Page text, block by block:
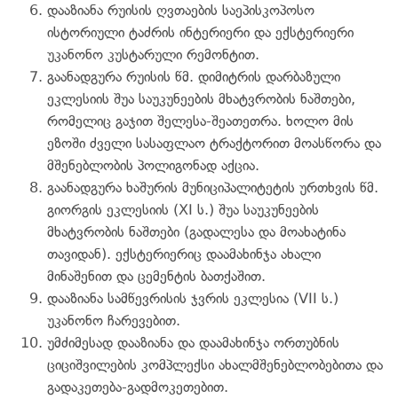
დააზიანა რუისის ღვთაების საეპისკოპოსო
ისტორიული ტაძრის ინტერიერი და ექსტერიერი
უკანონო კუსტარული რემონტით.
გაანადგურა რუისის წმ. დიმიტრის დარბაზული
ეკლესიის შუა საუკუნეების მხატვრობის ნაშთები,
რომელიც გაჯით შელესა-შეათეთრა. ხოლო მის
ეზოში ძველი სასაფლაო ტრაქტორით მოასწორა და
მშენებლობის პოლიგონად აქცია.
გაანადგურა ხაშურის მუნიციპალიტეტის ურთხვის წმ.
გიორგის ეკლესიის (XI ს.) შუა საუკუნეების
მხატვრობის ნაშთები (გადალესა და მოახატინა
თავიდან). ექსტერიერიც დაამახინჯა ახალი
მინაშენით და ცემენტის ბათქაშით.
დააზიანა სამწევრისის ჯვრის ეკლესია (VII ს.)
უკანონო ჩარევებით.
უმძიმესად დააზიანა და დაამახინჯა ორთუბნის
ციციშვილების კომპლექსი ახალმშენებლობებითა და
გადაკეთება-გადმოკეთებით.